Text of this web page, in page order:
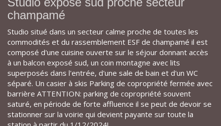
champamé
Studio situé dans un secteur calme proche de toutes les
commodités et du rassemblement ESF de champamé il est
composé d'une cuisine ouverte sur le séjour donnant accès
à un balcon exposé sud, un coin montagne avec lits
superposés dans l'entrée, d'une sale de bain et d'un WC
séparé. Un casier à skis Parking de copropriété fermée avec
barrière ATTENTION: parking de copropriété souvent
saturé, en période de forte affluence il se peut de devoir se
stationner sur la voirie qui devient payante sur toute la